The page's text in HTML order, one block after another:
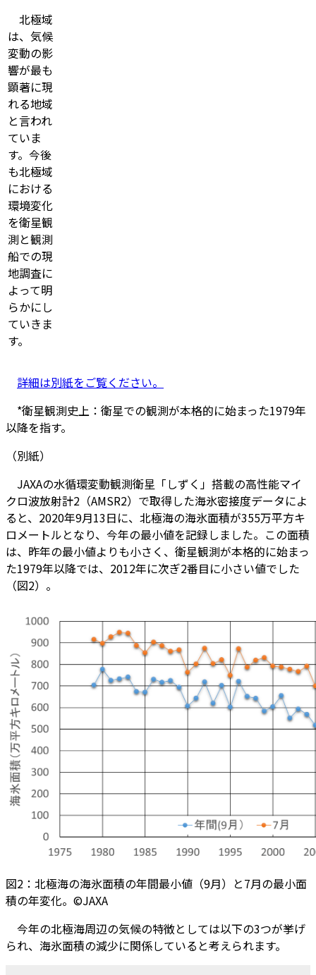
北極域
は、気候
変動の影
響が最も
顕著に現
れる地域
と言われ
ていま
す。今後
も北極域
における
環境変化
を衛星観
測と観測
船での現
地調査に
よって明
らかにし
ていきま
す。
詳細は別紙をご覧ください。
*衛星観測史上：衛星での観測が本格的に始まった1979年
以降を指す。
（別紙）
JAXAの水循環変動観測衛星「しずく」搭載の高性能マイ
クロ波放射計2（AMSR2）で取得した海氷密接度データによ
ると、2020年9月13日に、北極海の海氷面積が355万平方キ
ロメートルとなり、今年の最小値を記録しました。この面積
は、昨年の最小値よりも小さく、衛星観測が本格的に始まっ
た1979年以降では、2012年に次ぎ2番目に小さい値でした
（図2）。
図2：北極海の海氷面積の年間最小値（9月）と7月の最小面
積の年変化。©JAXA
今年の北極海周辺の気候の特徴としては以下の3つが挙げ
られ、海氷面積の減少に関係していると考えられます。